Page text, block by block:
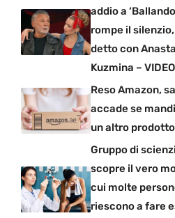
addio a
rompe il
detto con
Kuzmina – VIDEO
Reso Amazon,
accade se
un altro
Gruppo di
scopre il vero
cui molte
riescono a fare